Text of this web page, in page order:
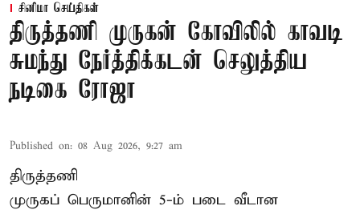
சினிமா செய்திகள்
திருத்தணி முருகன் கோவிலில் காவடி
சுமந்து நேர்த்திக்கடன் செலுத்திய
நடிகை ரோஜா
Published on: 08 Aug 2026, 9:27 am
திருத்தணி
முருகப் பெருமானின் 5-ம் படை வீடான